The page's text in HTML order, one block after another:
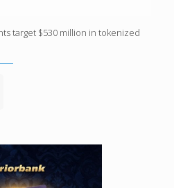
target $530 million in tokenized